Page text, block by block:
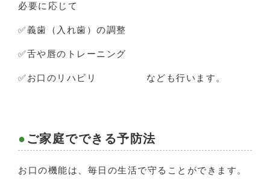
必要に応じて
✅義歯（入れ歯）の調整
✅舌や唇のトレーニング
✅お口のリハビリ なども行います。
ご家庭でできる予防法
お口の機能は、毎日の生活で守ることができます。